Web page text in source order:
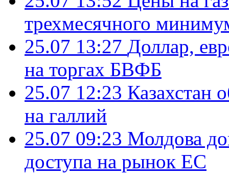
трехмесячного
25.07 13:27 Доллар,
на торгах БВФБ
25.07 12:23 Казахстан
на галлий
25.07 09:23 Молдова
доступа на рынок ЕС